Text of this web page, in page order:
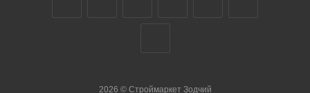
2026 ©Строймаркет Зодчий